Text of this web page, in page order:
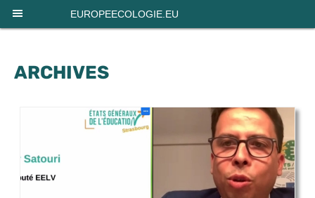
EUROPEECOLOGIE.EU
ARCHIVES